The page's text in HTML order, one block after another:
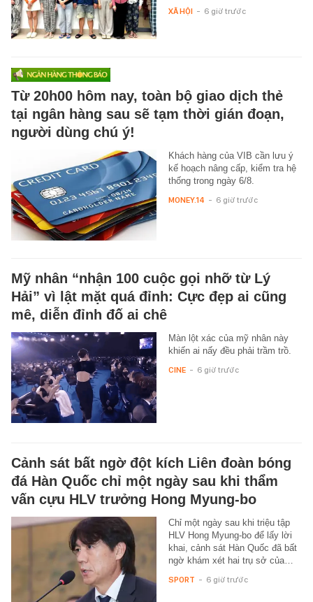
XÃ HỘI - 6 giờ trước
Từ 20h00 hôm nay, toàn bộ giao dịch thẻ
tại ngân hàng sau sẽ tạm thời gián đoạn,
người dùng chú ý!
Khách hàng của VIB cần lưu ý
kế hoạch nâng cấp, kiểm tra hệ
thống trong ngày 6/8.
MONEY.14 - 6 giờ trước
Mỹ nhân “nhận 100 cuộc gọi nhỡ từ Lý
Hải” vì lật mặt quá đỉnh: Cực đẹp ai cũng
mê, diễn đỉnh đố ai chê
Màn lột xác của mỹ nhân này
khiến ai nấy đều phải trầm trồ.
CINE - 6 giờ trước
Cảnh sát bất ngờ đột kích Liên đoàn bóng
đá Hàn Quốc chỉ một ngày sau khi thẩm
vấn cựu HLV trưởng Hong Myung-bo
Chỉ một ngày sau khi triệu tập
HLV Hong Myung-bo để lấy lời
khai, cảnh sát Hàn Quốc đã bất
ngờ khám xét hai trụ sở của…
SPORT - 6 giờ trước